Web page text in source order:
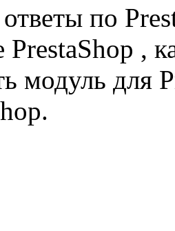
по
PrestaShop ,
модуль для